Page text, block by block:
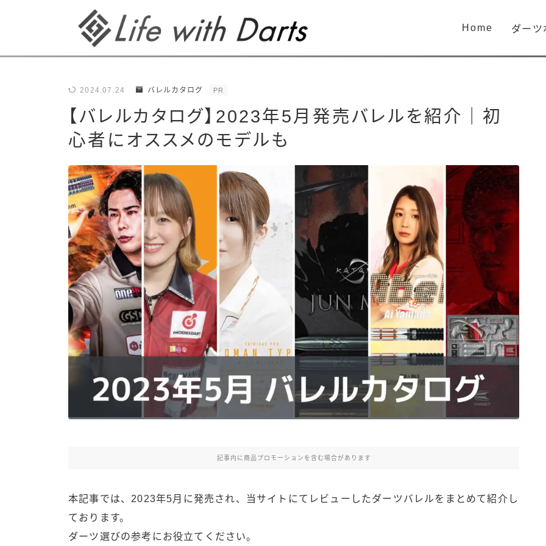
Home ダーツ
2024.07.24 バレルカタログ PR
【バレルカタログ】2023年5月発売バレルを紹介｜初
心者にオススメのモデルも
記事内に商品プロモーションを含む場合があります
本記事では、2023年5月に発売され、当サイトにてレビューしたダーツバレルをまとめて紹介し
ております。
ダーツ選びの参考にお役立てください。